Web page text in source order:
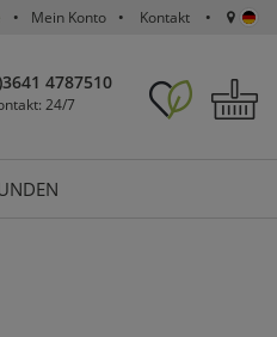
Mein Konto Kontakt
4787510
24/7